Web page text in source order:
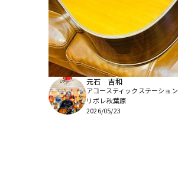
元石 吉和
アコースティックステーション
リボレ秋葉原
2026/05/23